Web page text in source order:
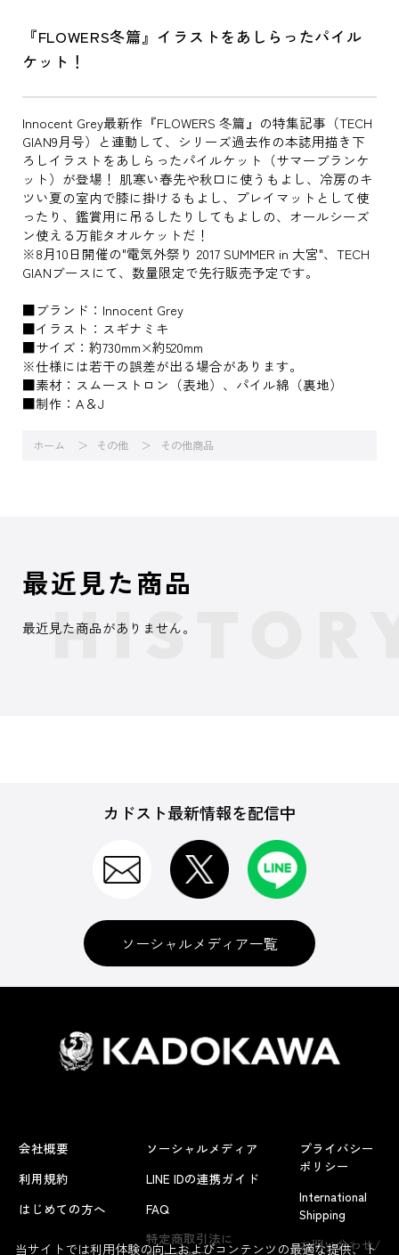
『FLOWERS冬篇』イラストをあしらったパイル
ケット！
Innocent Grey最新作『FLOWERS 冬篇』の特集記事（TECH
GIAN9月号）と連動して、シリーズ過去作の本誌用描き下
ろしイラストをあしらったパイルケット（サマーブランケ
ット）が登場！ 肌寒い春先や秋口に使うもよし、冷房のキ
ツい夏の室内で膝に掛けるもよし、プレイマットとして使
ったり、鑑賞用に吊るしたりしてもよしの、オールシーズ
ン使える万能タオルケットだ！
※8月10日開催の"電気外祭り 2017 SUMMER in 大宮"、TECH
GIANブースにて、数量限定で先行販売予定です。
■ブランド：Innocent Grey
■イラスト：スギナミキ
■サイズ：約730mm×約520mm
※仕様には若干の誤差が出る場合があります。
■素材：スムーストロン（表地）、パイル綿（裏地）
■制作：A＆J
ホーム その他 その他商品
よくあるお問い合わせ
最近見た商品
最近見た商品がありません。
カドスト最新情報を配信中
ソーシャルメディア一覧
会社概要
利用規約
はじめての方へ
ソーシャルメディア
LINE IDの連携ガイド
FAQ
特定商取引法に
プライバシー
ポリシー
International
Shipping
お問い合わせ/
当サイトでは利用体験の向上およびコンテンツの最適な提供、ト